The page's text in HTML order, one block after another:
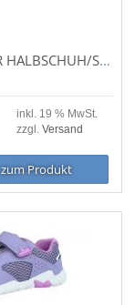
SUPERFIT KINDER HALBSCHUH/SNEAKER RUSH GRAU/PINK (SCHWARZ) 1-000211-2010
inkl. 19 % MwSt.
zzgl. Versand
zum Produkt